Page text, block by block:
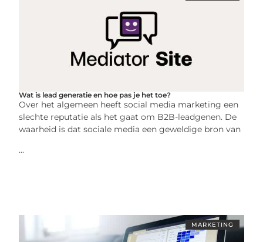
Wat is lead generatie en hoe pas je het toe?
Over het algemeen heeft social media marketing een
slechte reputatie als het gaat om B2B-leadgenen. De
waarheid is dat sociale media een geweldige bron van
...
MARKETING